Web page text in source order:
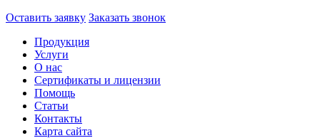
Оставить заявку Заказать звонок
Продукция
Услуги
О нас
Сертификаты и лицензии
Помощь
Статьи
Контакты
Карта сайта